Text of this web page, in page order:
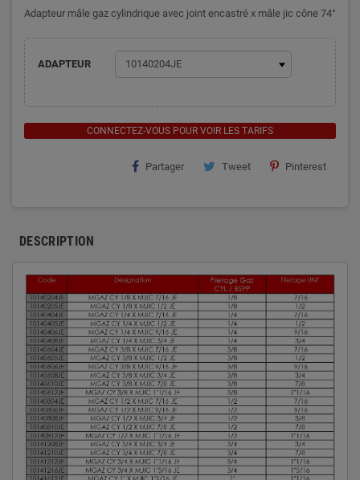
Adapteur mâle gaz cylindrique avec joint encastré x mâle jic cône 74°
ADAPTEUR
CONNECTEZ-VOUS POUR VOIR LES TARIFS
Partager Tweet Pinterest
DESCRIPTION